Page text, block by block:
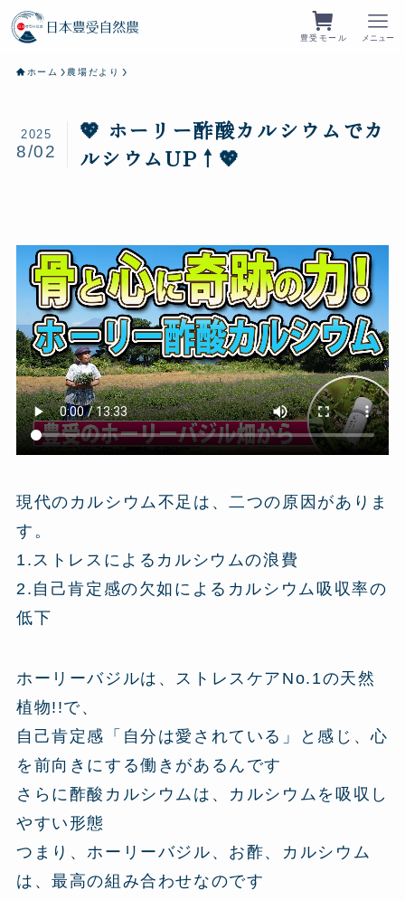
豊受モール メニュー
ホーム 農場だより
💖 ホーリー酢酸カルシウムでカ
ルシウムUP↑💖
2025
8/02
現代のカルシウム不足は、二つの原因がありま
す。
1.ストレスによるカルシウムの浪費
2.自己肯定感の欠如によるカルシウム吸収率の
低下
ホーリーバジルは、ストレスケアNo.1の天然
植物!!で、
自己肯定感「自分は愛されている」と感じ、心
を前向きにする働きがあるんです
さらに酢酸カルシウムは、カルシウムを吸収し
やすい形態
つまり、ホーリーバジル、お酢、カルシウム
は、最高の組み合わせなのです